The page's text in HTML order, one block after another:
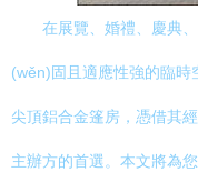
在展覽、婚禮、慶典
(wěn)固且適應性強的臨
尖頂鋁合金篷房，憑借其
主辦方的首選。本文將為